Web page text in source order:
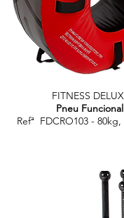
FITNESS
Pneu Funcional
Refª FDCRO103 -